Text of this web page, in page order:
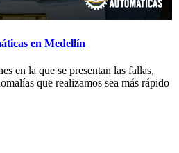
en Medellín
en la que se presentan las fallas,
que realizamos sea más rápido